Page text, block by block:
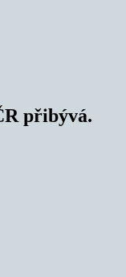
přibývá.